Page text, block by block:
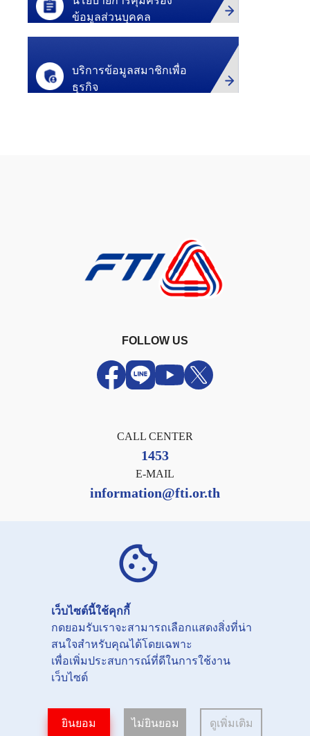
เว็บไซต์นี้ใช้คุกกี้
กดยอมรับเราจะสามารถเลือกแสดงสิ่งที่น่า
สนใจสำหรับคุณได้โดยเฉพาะ
เพื่อเพิ่มประสบการณ์ที่ดีในการใช้งาน
เว็บไซต์
ยินยอม ไม่ยินยอม ดูเพิ่มเติม
ข้อมูลส่วนบุคคล
บริการข้อมูลสมาชิกเพื่อ
ธุรกิจ
FOLLOW US
CALL CENTER
1453
E-MAIL
information@fti.or.th
แบบคำขอใช้สิทธิเกี่ยวกับข้อมูลส่วนบุคคล
PRIVACY NOTICE COOKIES NOTICE
Copyright©2026
THE FEDERATION OF THAI INDUSTRIES.